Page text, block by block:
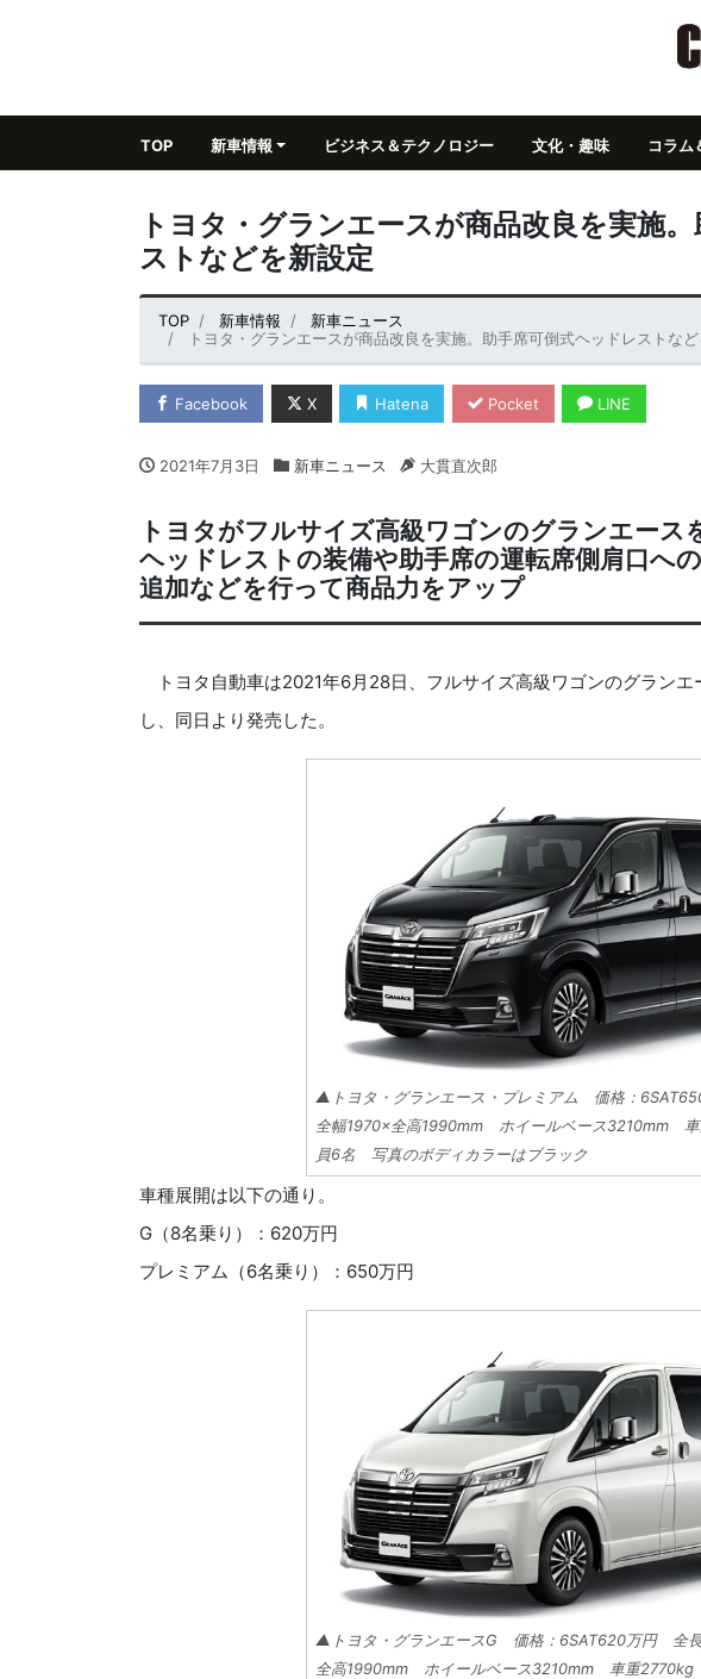
TOP 新車情報 ビジネス＆テクノロジー 文化・趣味 コラム
トヨタ・グランエースが商品改良を実施
ストなどを新設定
TOP 新車情報
新車ニュース
トヨタ・グランエースが商品改良を実施。助手席可倒式ヘッドレストな
Facebook X Hatena Pocket LINE
2021年7月3日 新車ニュース 大貫直次郎
トヨタがフルサイズ高級ワゴンのグランエース
ヘッドレストの装備や助手席の運転席側肩口へ
追加などを行って商品力をアップ
トヨタ自動車は2021年6月28日、フルサイズ高級ワゴンのグランエ
し、同日より発売した。
▲トヨタ・グランエース・プレミアム 価格：
全幅1970×全高1990mm ホイールベース3210mm
員6名 写真のボディカラーはブラック
車種展開は以下の通り。
G（8名乗り）：620万円
プレミアム（6名乗り）：650万円
▲トヨタ・グランエースG 価格：6SAT620万円 全
全高1990mm ホイールベース3210mm 車重